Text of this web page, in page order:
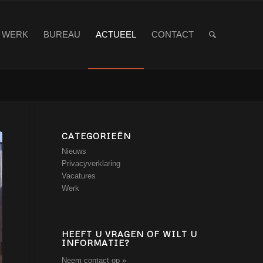
WERK BUREAU ACTUEEL CONTACT
CATEGORIEËN
Nieuws
Privacyverklaring
Vacatures
Werk
HEEFT U VRAGEN OF WILT U
INFORMATIE?
Neem contact op »